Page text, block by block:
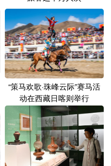
Français عربى
日本語 한국어
“策马欢歌·珠峰云际”赛马活
动在西藏日喀则举行